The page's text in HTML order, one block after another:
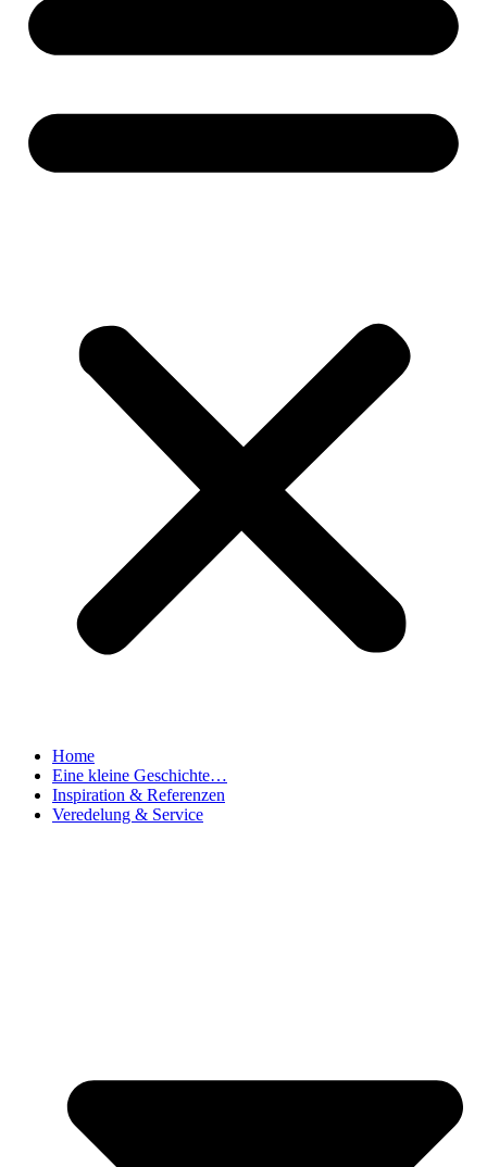
Home
Eine kleine Geschichte…
Inspiration & Referenzen
Veredelung & Service